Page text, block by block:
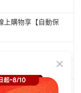
上購物享【自動保